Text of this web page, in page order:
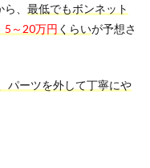
、 最低でもボンネット
5～20万円 くらいが予想さ
、パーツを外して丁寧にや